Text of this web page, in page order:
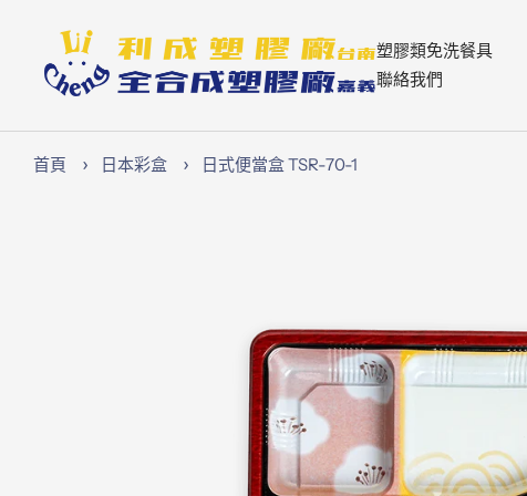
塑膠類免洗餐具
聯絡我們
Lichen74
首頁 日本彩盒 日式便當盒 TSR-70-1